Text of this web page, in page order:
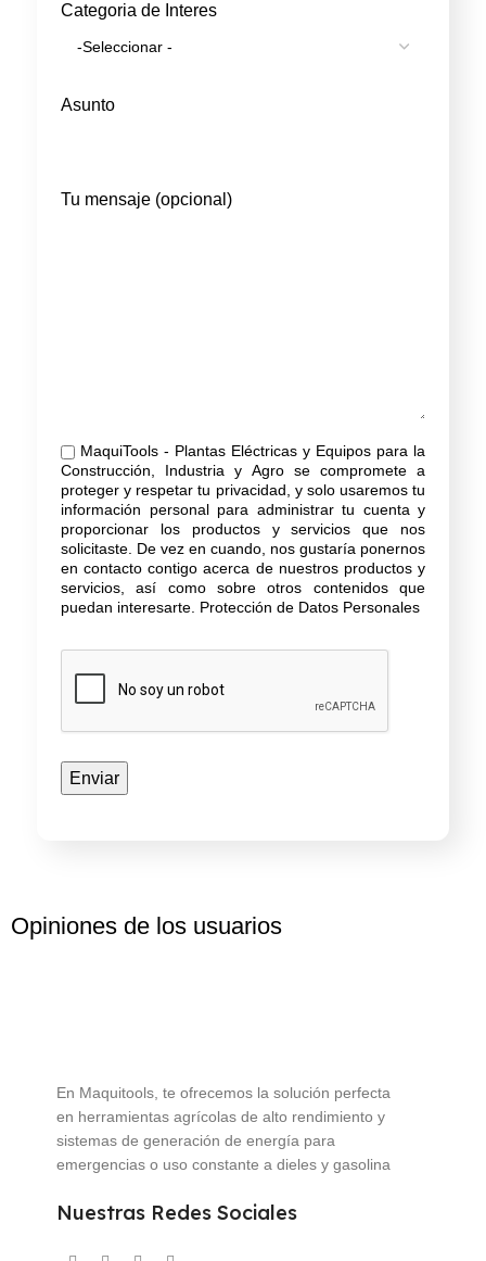
Categoria de Interes
Asunto
Tu mensaje (opcional)
MaquiTools - Plantas Eléctricas y Equipos para la
Construcción, Industria y Agro se compromete a
proteger y respetar tu privacidad, y solo usaremos tu
información personal para administrar tu cuenta y
proporcionar los productos y servicios que nos
solicitaste. De vez en cuando, nos gustaría ponernos
en contacto contigo acerca de nuestros productos y
servicios, así como sobre otros contenidos que
puedan interesarte. Protección de Datos Personales
Opiniones de los usuarios
En Maquitools, te ofrecemos la solución perfecta
en herramientas agrícolas de alto rendimiento y
sistemas de generación de energía para
emergencias o uso constante a dieles y gasolina
Nuestras Redes Sociales